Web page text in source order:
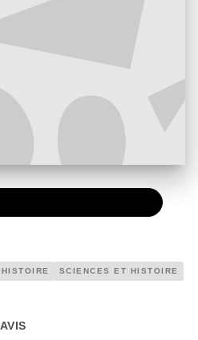
HISTOIRE SCIENCES ET HISTOIRE
AVIS